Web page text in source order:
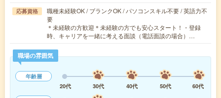
応募資格
職種未経験OK / ブランクOK / パソコンスキル不要 / 英語力不
要
＊未経験の方歓迎＊未経験の方でも安心スタート！・登録
時、キャリアを一緒に考える面談（電話面談の場合）…
職場の雰囲気
年齢層
20代
30代 40代 50代
60代